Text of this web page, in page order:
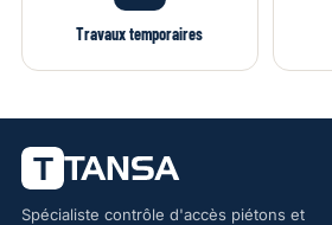
Travaux temporaires
Spécialiste contrôle d'accès piétons et